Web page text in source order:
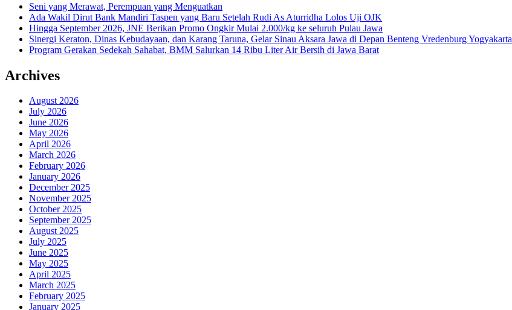
Seni yang Merawat, Perempuan yang Menguatkan
Ada Wakil Dirut Bank Mandiri Taspen yang Baru Setelah Rudi As Aturridha Lolos Uji OJK
Hingga September 2026, JNE Berikan Promo Ongkir Mulai 2.000/kg ke seluruh Pulau Jawa
Sinergi Keraton, Dinas Kebudayaan, dan Karang Taruna, Gelar Sinau Aksara Jawa di Depan Benteng Vredenburg Yogyakarta
Program Gerakan Sedekah Sahabat, BMM Salurkan 14 Ribu Liter Air Bersih di Jawa Barat
Archives
August 2026
July 2026
June 2026
May 2026
April 2026
March 2026
February 2026
January 2026
December 2025
November 2025
October 2025
September 2025
August 2025
July 2025
June 2025
May 2025
April 2025
March 2025
February 2025
January 2025